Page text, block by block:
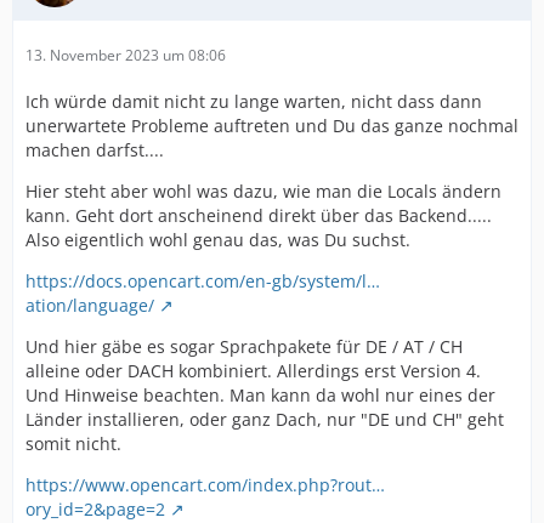
13. November 2023 um 08:06
Ich würde damit nicht zu lange warten, nicht dass dann
unerwartete Probleme auftreten und Du das ganze nochmal
machen darfst....
Hier steht aber wohl was dazu, wie man die Locals ändern
kann. Geht dort anscheinend direkt über das Backend.....
Also eigentlich wohl genau das, was Du suchst.
https://docs.opencart.com/en-gb/system/l…
ation/language/
Und hier gäbe es sogar Sprachpakete für DE / AT / CH
alleine oder DACH kombiniert. Allerdings erst Version 4.
Und Hinweise beachten. Man kann da wohl nur eines der
Länder installieren, oder ganz Dach, nur "DE und CH" geht
somit nicht.
https://www.opencart.com/index.php?rout…
ory_id=2&page=2